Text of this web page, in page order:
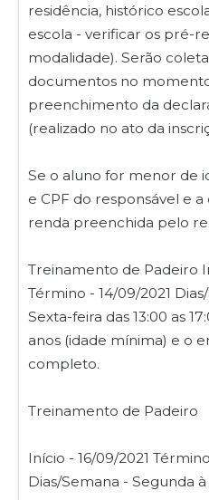
residência, histórico
escola - verificar os pré-
modalidade). Serão
documentos no
preenchimento da
(realizado no ato da
Se o aluno for menor de
e CPF do responsável e
renda preenchida pelo
Treinamento de Padeiro
Término - 14/09/2021
Sexta-feira das 13:00 as
anos (idade mínima) e o
completo.
Treinamento de Padeiro
Início - 16/09/2021 Término
Dias/Semana - Segunda